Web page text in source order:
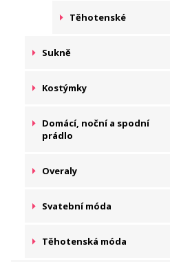
Těhotenské
Sukně
Kostýmky
Domácí, noční a spodní
prádlo
Overaly
Svatební móda
Těhotenská móda